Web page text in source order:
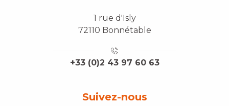
1 rue d'Isly
72110 Bonnétable
+33 (0)2 43 97 60 63
Suivez-nous